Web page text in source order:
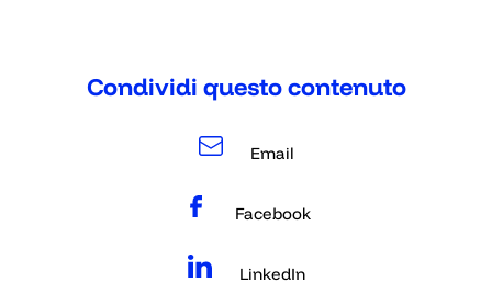
Condividi questo contenuto
Email
Facebook
LinkedIn